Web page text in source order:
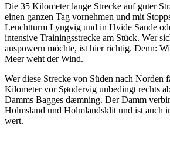
Die 35 Kilometer lange Strecke auf guter
einen ganzen Tag vornehmen und mit
Leuchtturm Lyngvig und in Hvide Sande
intensive Trainingsstrecke am Stück. Wer
auspowern möchte, ist hier richtig. Denn:
Meer weht der Wind.
Wer diese Strecke von Süden nach Norden
Kilometer vor Søndervig unbedingt rechts
Damms Bagges dæmning. Der Damm
Holmsland und Holmlandsklit und ist auch
wert.